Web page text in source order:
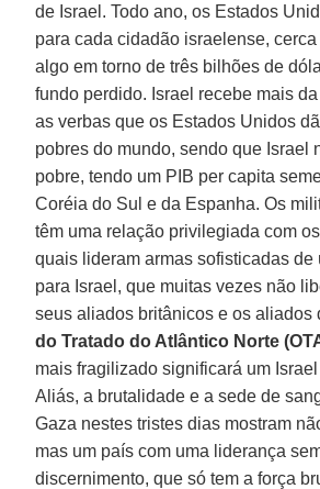
de Israel. Todo ano, os Estados
para cada cidadão israelense,
algo em torno de três bilhões de
fundo perdido. Israel recebe mais
as verbas que os Estados Unidos
pobres do mundo, sendo que Israel
pobre, tendo um PIB per capita
Coréia do Sul e da Espanha. Os
têm uma relação privilegiada com
quais lideram armas sofisticadas de
para Israel, que muitas vezes não
seus aliados britânicos e os aliados
do Tratado do Atlântico Norte
mais fragilizado significará um
Aliás, a brutalidade e a sede de
Gaza nestes tristes dias mostram
mas um país com uma liderança
discernimento, que só tem a força